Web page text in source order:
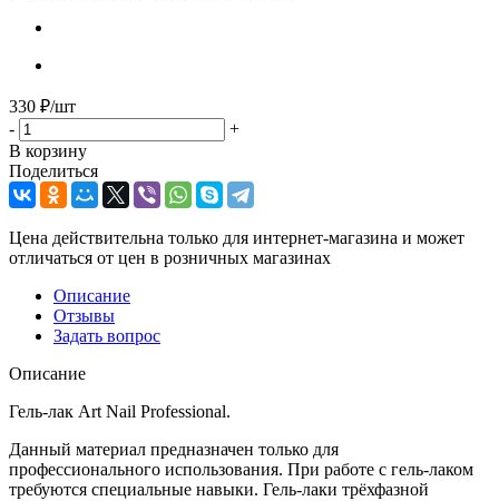
330 ₽/шт
-
+
В корзину
Поделиться
Цена действительна только для интернет-магазина и может
отличаться от цен в розничных магазинах
Описание
Отзывы
Задать вопрос
Описание
Гель-лак Art Nail Professional.
Данный материал предназначен только для
профессионального использования. При работе с гель-лаком
требуются специальные навыки. Гель-лаки трёхфазной